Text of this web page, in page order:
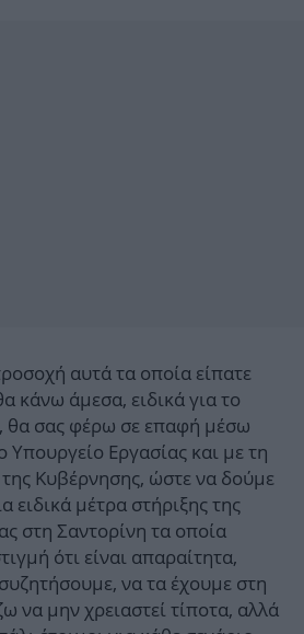
αυτά τα οποία είπατε
κάνω άμεσα, ειδικά για το
θα σας φέρω σε επαφή μέσω
Εργασίας και με τη
της Κυβέρνησης, ώστε να δούμε
ειδικά μέτρα στήριξης της
στη Σαντορίνη τα οποία
ότι είναι απαραίτητα,
να τα έχουμε στη
να μην χρειαστεί τίποτα, αλλά